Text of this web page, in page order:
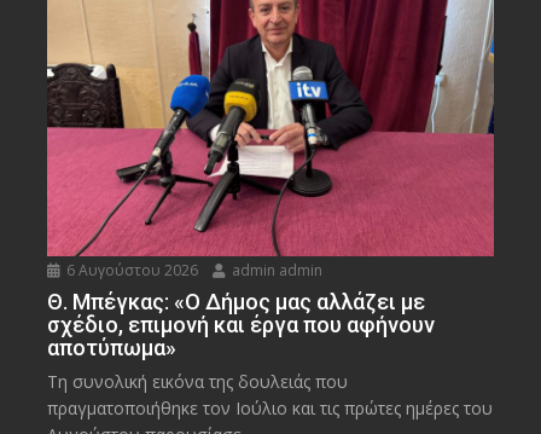
6 Αυγούστου 2026 admin admin
Θ. Μπέγκας: «Ο Δήμος μας αλλάζει με
σχέδιο, επιμονή και έργα που αφήνουν
αποτύπωμα»
Τη συνολική εικόνα της δουλειάς που
πραγματοποιήθηκε τον Ιούλιο και τις πρώτες ημέρες του